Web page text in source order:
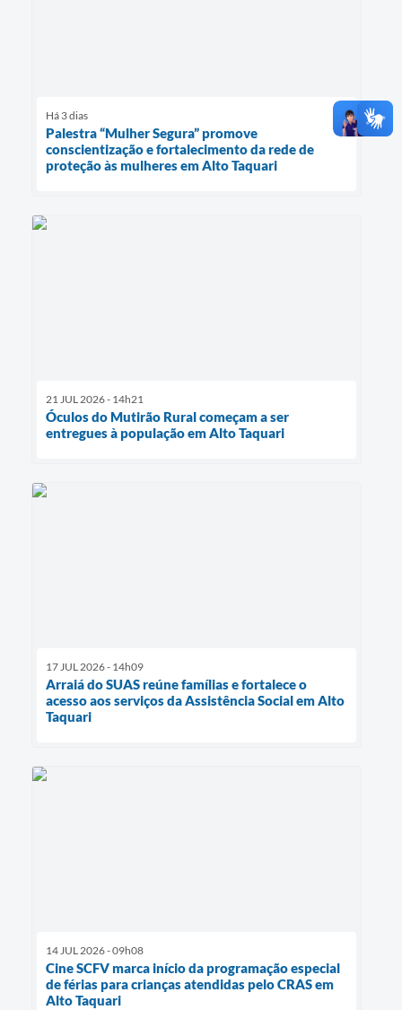
Há 3 dias
Palestra “Mulher Segura” promove
conscientização e fortalecimento da rede de
proteção às mulheres em Alto Taquari
21 JUL 2026 - 14h21
Óculos do Mutirão Rural começam a ser
entregues à população em Alto Taquari
17 JUL 2026 - 14h09
Arraiá do SUAS reúne famílias e fortalece o
acesso aos serviços da Assistência Social em Alto
Taquari
14 JUL 2026 - 09h08
Cine SCFV marca início da programação especial
de férias para crianças atendidas pelo CRAS em
Alto Taquari